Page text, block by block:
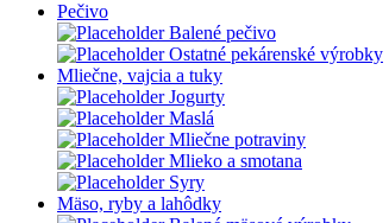
Pečivo
Balené pečivo
Ostatné pekárenské výrobky
Mliečne, vajcia a tuky
Jogurty
Maslá
Mliečne potraviny
Mlieko a smotana
Syry
Mäso, ryby a lahôdky